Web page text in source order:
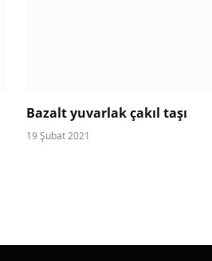
Bazalt yuvarlak çakıl taşı
19 Şubat 2021